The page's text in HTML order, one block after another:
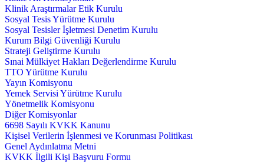
Klinik Araştırmalar Etik Kurulu
Sosyal Tesis Yürütme Kurulu
Sosyal Tesisler İşletmesi Denetim Kurulu
Kurum Bilgi Güvenliği Kurulu
Strateji Geliştirme Kurulu
Sınai Mülkiyet Hakları Değerlendirme Kurulu
TTO Yürütme Kurulu
Yayın Komisyonu
Yemek Servisi Yürütme Kurulu
Yönetmelik Komisyonu
Diğer Komisyonlar
6698 Sayılı KVKK Kanunu
Kişisel Verilerin İşlenmesi ve Korunması Politikası
Genel Aydınlatma Metni
KVKK İlgili Kişi Başvuru Formu